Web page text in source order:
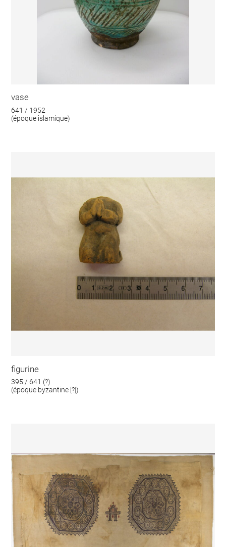
vase
641 / 1952
(époque islamique)
figurine
395 / 641 (?)
(époque byzantine [?])